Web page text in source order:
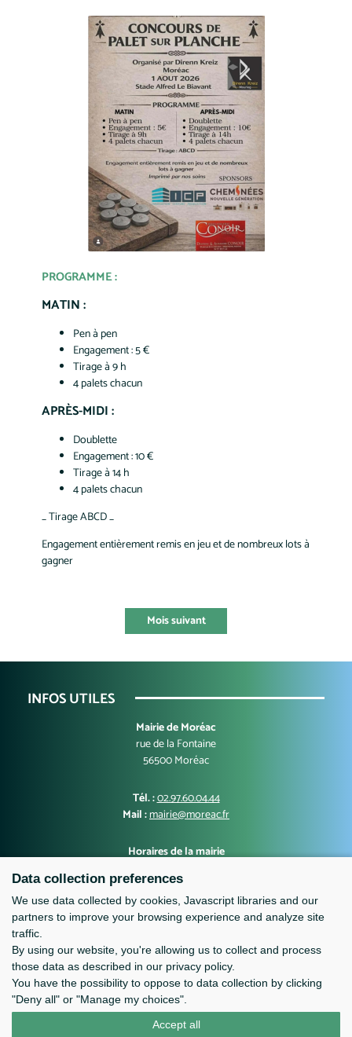
PROGRAMME :
MATIN :
Pen à pen
Engagement : 5 €
Tirage à 9 h
4 palets chacun
APRÈS-MIDI :
Doublette
Engagement : 10 €
Tirage à 14 h
4 palets chacun
_ Tirage ABCD _
Engagement entièrement remis en jeu et de nombreux lots à
gagner
Mois suivant
INFOS UTILES
Mairie de Moréac
rue de la Fontaine
56500 Moréac
Tél. :02.97.60.04.44
Mail :mairie@moreac.fr
Horaires de la mairie
Mardi : 10h00-12h30 et 13h30-17h00
Samedi : 9h-12h
Data collection preferences
We use data collected by cookies, Javascript libraries and our
partners to improve your browsing experience and analyze site
traffic.
By using our website, you're allowing us to collect and process
those data as described in our privacy policy.
You have the possibility to oppose to data collection by clicking
"Deny all" or "Manage my choices".
Accept all